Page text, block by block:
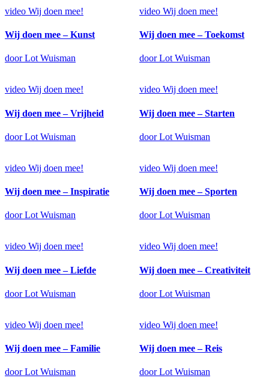
video Wij doen mee!
Wij doen mee – Kunst
door Lot Wuisman
video Wij doen mee!
Wij doen mee – Toekomst
door Lot Wuisman
video Wij doen mee!
Wij doen mee – Vrijheid
door Lot Wuisman
video Wij doen mee!
Wij doen mee – Starten
door Lot Wuisman
video Wij doen mee!
Wij doen mee – Inspiratie
door Lot Wuisman
video Wij doen mee!
Wij doen mee – Sporten
door Lot Wuisman
video Wij doen mee!
Wij doen mee – Liefde
door Lot Wuisman
video Wij doen mee!
Wij doen mee – Creativiteit
door Lot Wuisman
video Wij doen mee!
Wij doen mee – Familie
door Lot Wuisman
video Wij doen mee!
Wij doen mee – Reis
door Lot Wuisman